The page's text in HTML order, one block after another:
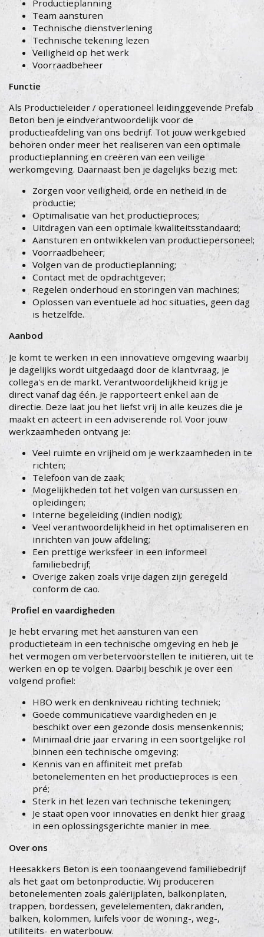
Productieplanning
Team aansturen
Technische dienstverlening
Technische tekening lezen
Veiligheid op het werk
Voorraadbeheer
Functie
Als Productieleider / operationeel leidinggevende Prefab
Beton ben je eindverantwoordelijk voor de
productieafdeling van ons bedrijf. Tot jouw werkgebied
behoren onder meer het realiseren van een optimale
productieplanning en creëren van een veilige
werkomgeving. Daarnaast ben je dagelijks bezig met:
Zorgen voor veiligheid, orde en netheid in de
productie;
Optimalisatie van het productieproces;
Uitdragen van een optimale kwaliteitsstandaard;
Aansturen en ontwikkelen van productiepersoneel;
Voorraadbeheer;
Volgen van de productieplanning;
Contact met de opdrachtgever;
Regelen onderhoud en storingen van machines;
Oplossen van eventuele ad hoc situaties, geen dag
is hetzelfde.
Aanbod
Je komt te werken in een innovatieve omgeving waarbij
je dagelijks wordt uitgedaagd door de klantvraag, je
collega's en de markt. Verantwoordelijkheid krijg je
direct vanaf dag één. Je rapporteert enkel aan de
directie. Deze laat jou het liefst vrij in alle keuzes die je
maakt en acteert in een adviserende rol. Voor jouw
werkzaamheden ontvang je:
Veel ruimte en vrijheid om je werkzaamheden in te
richten;
Telefoon van de zaak;
Mogelijkheden tot het volgen van cursussen en
opleidingen;
Interne begeleiding (indien nodig);
Veel verantwoordelijkheid in het optimaliseren en
inrichten van jouw afdeling;
Een prettige werksfeer in een informeel
familiebedrijf;
Overige zaken zoals vrije dagen zijn geregeld
conform de cao.
Profiel en vaardigheden
Je hebt ervaring met het aansturen van een
productieteam in een technische omgeving en heb je
het vermogen om verbetervoorstellen te initiëren, uit te
werken en op te volgen. Daarbij beschik je over een
volgend profiel:
HBO werk en denkniveau richting techniek;
Goede communicatieve vaardigheden en je
beschikt over een gezonde dosis mensenkennis;
Minimaal drie jaar ervaring in een soortgelijke rol
binnen een technische omgeving;
Kennis van en affiniteit met prefab
betonelementen en het productieproces is een
pré;
Sterk in het lezen van technische tekeningen;
Je staat open voor innovaties en denkt hier graag
in een oplossingsgerichte manier in mee.
Over ons
Heesakkers Beton is een toonaangevend familiebedrijf
als het gaat om betonproductie. Wij produceren
betonelementen zoals galerijplaten, balkonplaten,
trappen, bordessen, gevelelementen, dakranden,
balken, kolommen, luifels voor de woning-, weg-,
utiliteits- en waterbouw.